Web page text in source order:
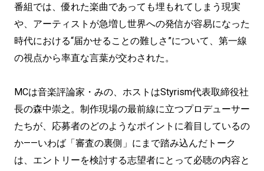
番組では、優れた楽曲であっても埋もれてしまう現実
や、アーティストが急増し世界への発信が容易になった
時代における“届かせることの難しさ”について、第一線
の視点から率直な言葉が交わされた。
MCは音楽評論家・みの、ホストはStyrism代表取締役社
長の森中崇之。制作現場の最前線に立つプロデューサー
たちが、応募者のどのようなポイントに着目しているの
か——いわば「審査の裏側」にまで踏み込んだトーク
は、エントリーを検討する志望者にとって必聴の内容と